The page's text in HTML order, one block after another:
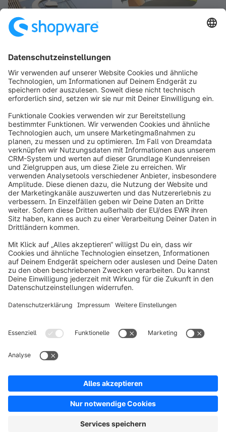
info@shopware.com
Produkt
Lösungen
Partner
Entwickler
Ressourcen
Copyright © shopware AG - Alle Rechte vorbehalten